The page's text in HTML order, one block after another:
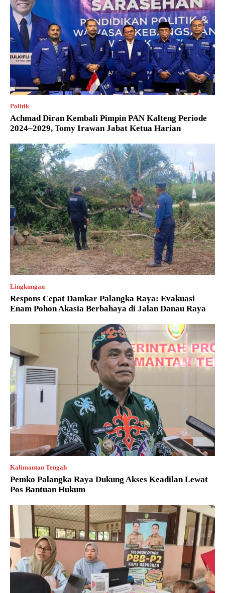
Politik
Achmad Diran Kembali Pimpin PAN Kalteng Periode
2024–2029, Tomy Irawan Jabat Ketua Harian
Lingkungan
Respons Cepat Damkar Palangka Raya: Evakuasi
Enam Pohon Akasia Berbahaya di Jalan Danau Raya
Kalimantan Tengah
Pemko Palangka Raya Dukung Akses Keadilan Lewat
Pos Bantuan Hukum